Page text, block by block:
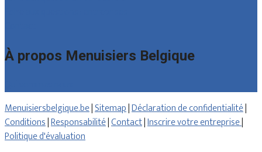
À propos Menuisiers Belgique
Menuisiersbelgique.be|Sitemap|Déclaration de confidentialité|
Conditions|Responsabilité|Contact|Inscrire votre entreprise|
Politique d'évaluation